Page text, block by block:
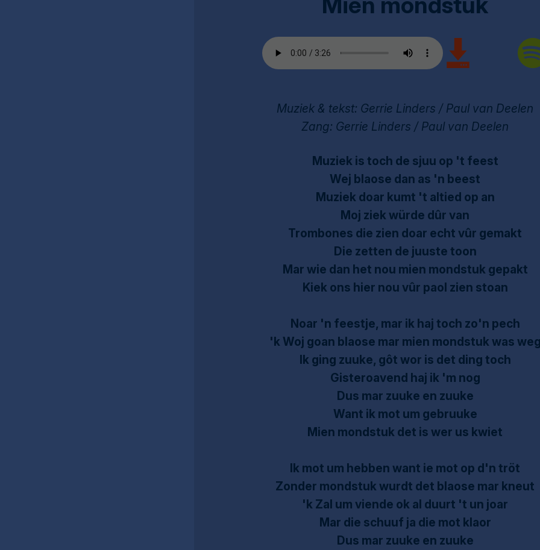
Muziek & tekst: Gerrie Linders / Paul van Deelen
Zang: Gerrie Linders / Paul van Deelen
Muziek is toch de sjuu op 't feest
Wej blaose dan as 'n beest
Muziek doar kumt 't altied op an
Moj ziek würde dûr van
Trombones die zien doar echt vûr gemakt
Die zetten de juuste toon
Mar wie dan het nou mien mondstuk gepakt
Kiek ons hier nou vûr paol zien stoan
Noar 'n feestje, mar ik haj toch zo'n pech
'k Woj goan blaose mar mien mondstuk was
Ik ging zuuke, gôt wor is det ding toch
Gisteroavend haj ik 'm nog
Dus mar zuuke en zuuke
Want ik mot um gebruuke
Mien mondstuk det is wer us kwiet
Ik mot um hebben want ie mot op d'n tröt
Zonder mondstuk wurdt det blaose mar kneut
'k Zal um viende ok al duurt 't un joar
Mar die schuuf ja die mot klaor
Dus mar zuuke en zuuke